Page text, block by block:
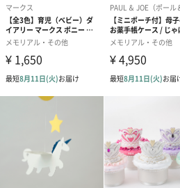
※フリーメッセージは当店でレイアウ
※絵文字、機種依存文字は対応不可。
フリーメッセージ（印刷あり）（0